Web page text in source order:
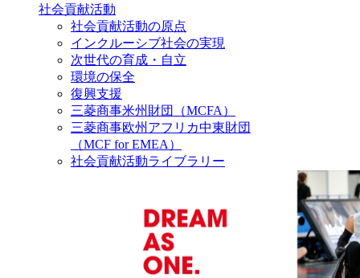
社会貢献活動
社会貢献活動の原点
インクルーシブ社会の実現
次世代の育成・自立
環境の保全
復興支援
三菱商事米州財団（MCFA）
三菱商事欧州アフリカ中東財団
（MCF for EMEA）
社会貢献活動ライブラリー